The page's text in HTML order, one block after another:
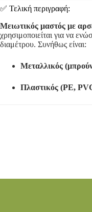
✅ Τελική περιγραφή:
Μειωτικός μαστός με
χρησιμοποιείται για να
διαμέτρου. Συνήθως είναι:
Μεταλλικός
Πλαστικός (PE,